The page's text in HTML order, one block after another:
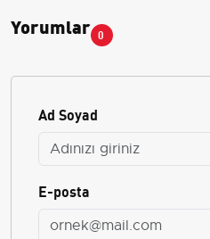
Yorumlar 0
Ad Soyad
E-posta